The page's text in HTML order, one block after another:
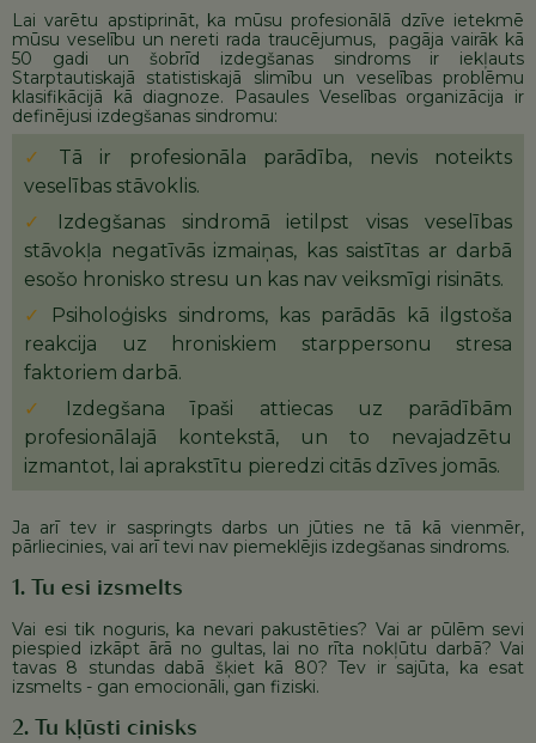
Lai varētu apstiprināt, ka mūsu profesionālā dzīve ietekmē
mūsu veselību un nereti rada traucējumus, pagāja vairāk kā
50 gadi un šobrīd izdegšanas sindroms ir iekļauts
Starptautiskajā statistiskajā slimību un veselības problēmu
klasifikācijā kā diagnoze. Pasaules Veselības organizācija ir
definējusi izdegšanas sindromu:
Tā ir profesionāla parādība, nevis noteikts
veselības stāvoklis.
Izdegšanas sindromā ietilpst visas veselības
stāvokļa negatīvās izmaiņas, kas saistītas ar darbā
esošo hronisko stresu un kas nav veiksmīgi risināts.
Psiholoģisks sindroms, kas parādās kā ilgstoša
reakcija uz hroniskiem starppersonu stresa
faktoriem darbā.
Izdegšana īpaši attiecas uz parādībām
profesionālajā kontekstā, un to nevajadzētu
izmantot, lai aprakstītu pieredzi citās dzīves jomās.
Ja arī tev ir saspringts darbs un jūties ne tā kā vienmēr,
pārliecinies, vai arī tevi nav piemeklējis izdegšanas sindroms.
1. Tu esi izsmelts
Vai esi tik noguris, ka nevari pakustēties? Vai ar pūlēm sevi
piespied izkāpt ārā no gultas, lai no rīta nokļūtu darbā? Vai
tavas 8 stundas dabā šķiet kā 80? Tev ir sajūta, ka esat
izsmelts - gan emocionāli, gan fiziski.
2. Tu kļūsti cinisks